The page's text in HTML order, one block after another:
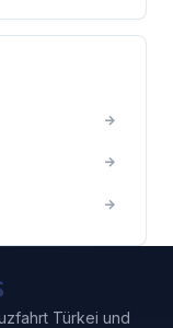
Türkei und